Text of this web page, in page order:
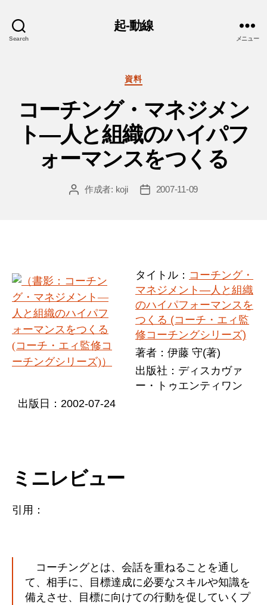
Search
起-動線
メニュー
カ
ー
資料
コーチング・マネジメン
ト―人と組織のハイパフ
ォーマンスをつくる
投 作成者: koji
投
2007-11-09
タイトル： コーチング・
マネジメント―人と組織
のハイパフォーマンスを
つくる (コーチ・エィ監
修コーチングシリーズ)
著者：伊藤 守(著)
出版社：ディスカヴァ
ー・トゥエンティワン
出版日：2002-07-24
ミニレビュー
引用：
コーチングとは、会話を重ねることを通し
て、相手に、目標達成に必要なスキルや知識を
備えさせ、目標に向けての行動を促していくプ